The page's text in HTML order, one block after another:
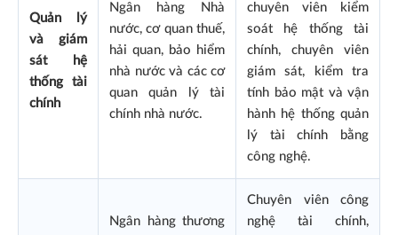
Quản lý
và giám
sát hệ
thống tài
chính
Ngân hàng Nhà
nước, cơ quan thuế,
hải quan, bảo hiểm
nhà nước và các cơ
quan quản lý tài
chính nhà nước.
chuyên viên kiểm
soát hệ thống tài
chính, chuyên viên
giám sát, kiểm tra
tính bảo mật và vận
hành hệ thống quản
lý tài chính bằng
công nghệ.
Ngân hàng thương
Chuyên viên công
nghệ tài chính,